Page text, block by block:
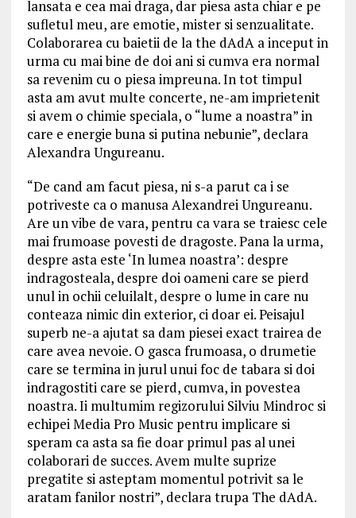
lansata e cea mai draga, dar piesa asta chiar e pe
sufletul meu, are emotie, mister si senzualitate.
Colaborarea cu baietii de la the dAdA a inceput in
urma cu mai bine de doi ani si cumva era normal
sa revenim cu o piesa impreuna. In tot timpul
asta am avut multe concerte, ne-am imprietenit
si avem o chimie speciala, o “lume a noastra” in
care e energie buna si putina nebunie”, declara
Alexandra Ungureanu.
“De cand am facut piesa, ni s-a parut ca i se
potriveste ca o manusa Alexandrei Ungureanu.
Are un vibe de vara, pentru ca vara se traiesc cele
mai frumoase povesti de dragoste. Pana la urma,
despre asta este ‘In lumea noastra’: despre
indragosteala, despre doi oameni care se pierd
unul in ochii celuilalt, despre o lume in care nu
conteaza nimic din exterior, ci doar ei. Peisajul
superb ne-a ajutat sa dam piesei exact trairea de
care avea nevoie. O gasca frumoasa, o drumetie
care se termina in jurul unui foc de tabara si doi
indragostiti care se pierd, cumva, in povestea
noastra. Ii multumim regizorului Silviu Mindroc si
echipei Media Pro Music pentru implicare si
speram ca asta sa fie doar primul pas al unei
colaborari de succes. Avem multe suprize
pregatite si asteptam momentul potrivit sa le
aratam fanilor nostri”, declara trupa The dAdA.